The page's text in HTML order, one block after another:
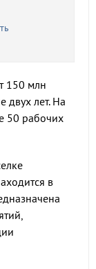
150 млн
двух лет. На
50 рабочих
в